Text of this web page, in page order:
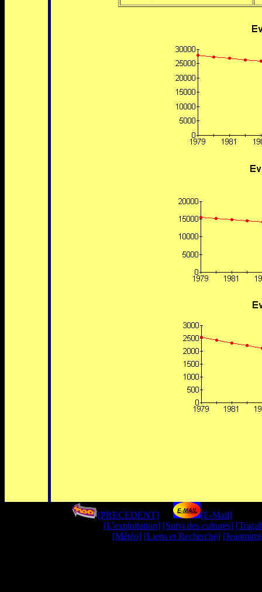
[PRECEDENT] [E-Mail]
[L'exploitation] [Suivi des cultures]
[Météo] [Liens et Recherche]